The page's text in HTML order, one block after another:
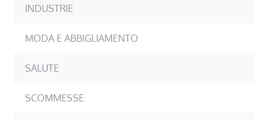
INDUSTRIE
MODA E ABBIGLIAMENTO
SALUTE
SCOMMESSE